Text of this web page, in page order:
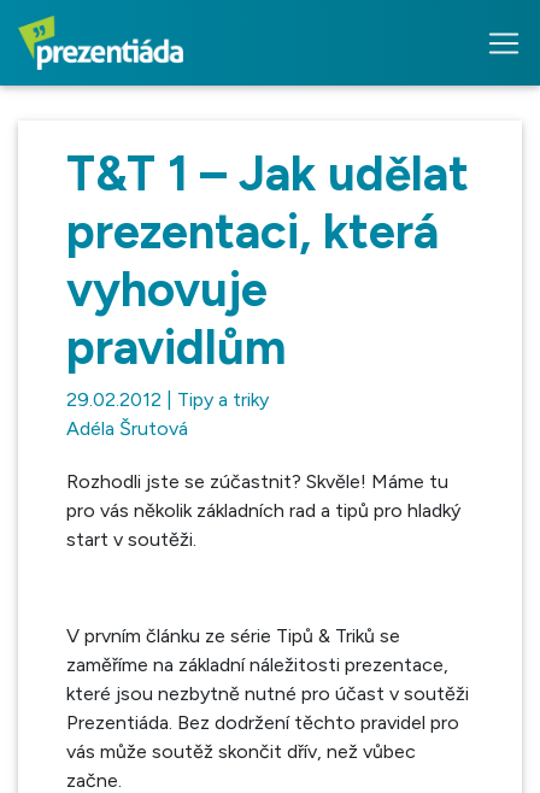
T&T 1 – Jak udělat
prezentaci, která
vyhovuje
pravidlům
29.02.2012 | Tipy a triky
Adéla Šrutová
Rozhodli jste se zúčastnit? Skvěle! Máme tu
pro vás několik základních rad a tipů pro hladký
start v soutěži.
V prvním článku ze série Tipů & Triků se
zaměříme na základní náležitosti prezentace,
které jsou nezbytně nutné pro účast v soutěži
Prezentiáda. Bez dodržení těchto pravidel pro
vás může soutěž skončit dřív, než vůbec
začne.